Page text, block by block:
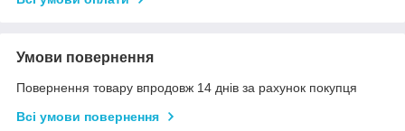
Умови повернення
Повернення товару впродовж 14 днів за рахунок покупця
Всі умови повернення